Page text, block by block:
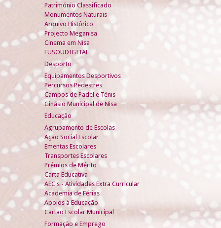
Património Classificado
Monumentos Naturais
Arquivo Histórico
Projecto Meganisa
Cinema em Nisa
EUSOUDIGITAL
Desporto
Equipamentos Desportivos
Percursos Pedestres
Campos de Padel e Ténis
Ginásio Municipal de Nisa
Educação
Agrupamento de Escolas
Ação Social Escolar
Ementas Escolares
Transportes Escolares
Prémios de Mérito
Carta Educativa
AEC's - Atividades Extra Curricular
Academia de Férias
Apoios à Educação
Cartão Escolar Municipal
Formação e Emprego